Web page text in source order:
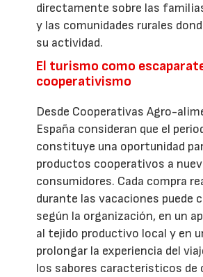
directamente sobre las
y las comunidades rurales
su actividad.
El turismo como
cooperativismo
Desde Cooperativas Agro-
España consideran que el
constituye una oportunidad
productos cooperativos a
consumidores. Cada compra
durante las vacaciones puede
según la organización, en un
al tejido productivo local y en
prolongar la experiencia del
los sabores característicos de